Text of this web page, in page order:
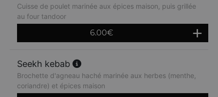
Cuisse de poulet marinée aux épices maison, puis grillée
au four tandoor
6.00€
Seekh kebab
Brochette d'agneau haché marinée aux herbes (menthe,
coriandre) et épices maison